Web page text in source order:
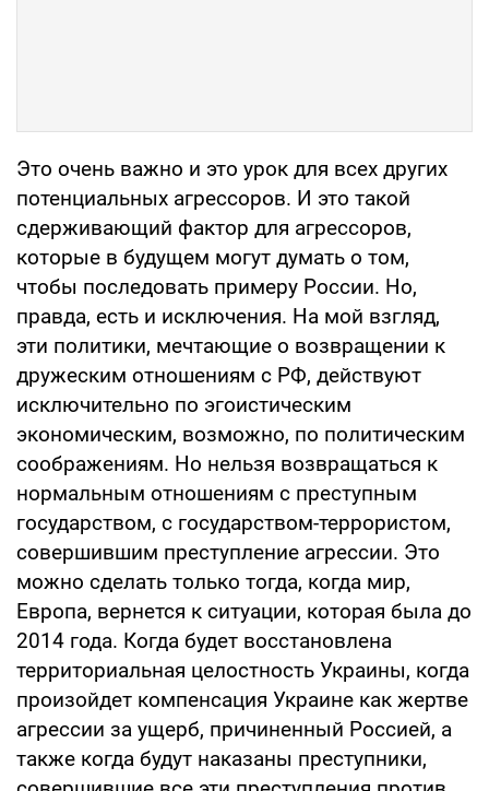
Это очень важно и это урок для всех других
потенциальных агрессоров. И это такой
сдерживающий фактор для агрессоров,
которые в будущем могут думать о том,
чтобы последовать примеру России. Но,
правда, есть и исключения. На мой взгляд,
эти политики, мечтающие о возвращении к
дружеским отношениям с РФ, действуют
исключительно по эгоистическим
экономическим, возможно, по политическим
соображениям. Но нельзя возвращаться к
нормальным отношениям с преступным
государством, с государством-террористом,
совершившим преступление агрессии. Это
можно сделать только тогда, когда мир,
Европа, вернется к ситуации, которая была до
2014 года. Когда будет восстановлена
территориальная целостность Украины, когда
произойдет компенсация Украине как жертве
агрессии за ущерб, причиненный Россией, а
также когда будут наказаны преступники,